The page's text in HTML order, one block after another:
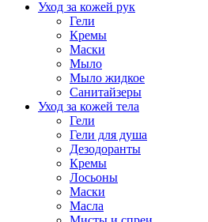
Уход за кожей рук
Гели
Кремы
Маски
Мыло
Мыло жидкое
Санитайзеры
Уход за кожей тела
Гели
Гели для душа
Дезодоранты
Кремы
Лосьоны
Маски
Масла